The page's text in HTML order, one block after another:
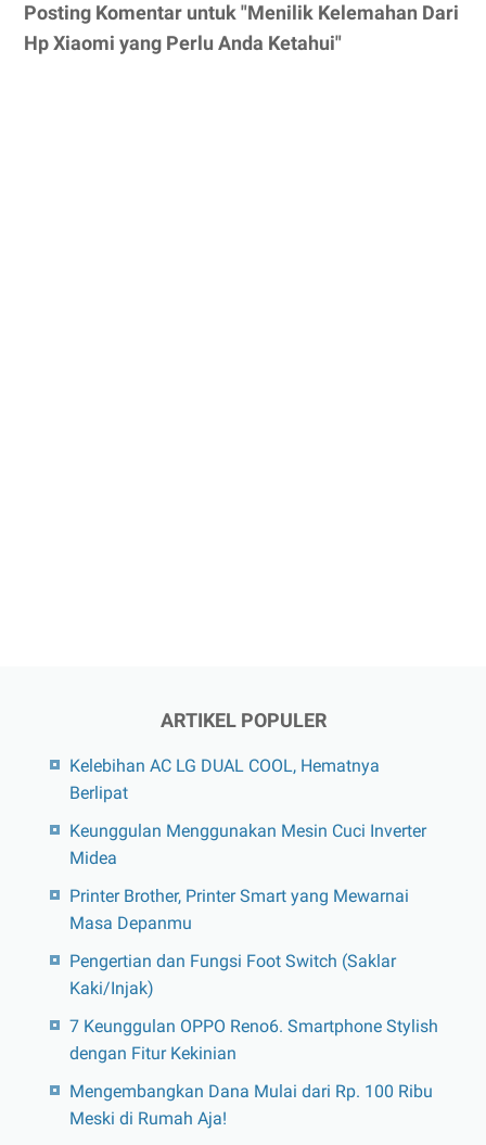
Posting Komentar untuk "Menilik Kelemahan Dari
Hp Xiaomi yang Perlu Anda Ketahui"
ARTIKEL POPULER
Kelebihan AC LG DUAL COOL, Hematnya
Berlipat
Keunggulan Menggunakan Mesin Cuci Inverter
Midea
Printer Brother, Printer Smart yang Mewarnai
Masa Depanmu
Pengertian dan Fungsi Foot Switch (Saklar
Kaki/Injak)
7 Keunggulan OPPO Reno6. Smartphone Stylish
dengan Fitur Kekinian
Mengembangkan Dana Mulai dari Rp. 100 Ribu
Meski di Rumah Aja!